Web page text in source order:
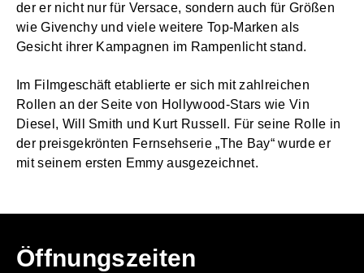
der er nicht nur für Versace, sondern auch für Größen
wie Givenchy und viele weitere Top-Marken als
Gesicht ihrer Kampagnen im Rampenlicht stand.
Im Filmgeschäft etablierte er sich mit zahlreichen
Rollen an der Seite von Hollywood-Stars wie Vin
Diesel, Will Smith und Kurt Russell. Für seine Rolle in
der preisgekrönten Fernsehserie „The Bay“ wurde er
mit seinem ersten Emmy ausgezeichnet.
Öffnungszeiten